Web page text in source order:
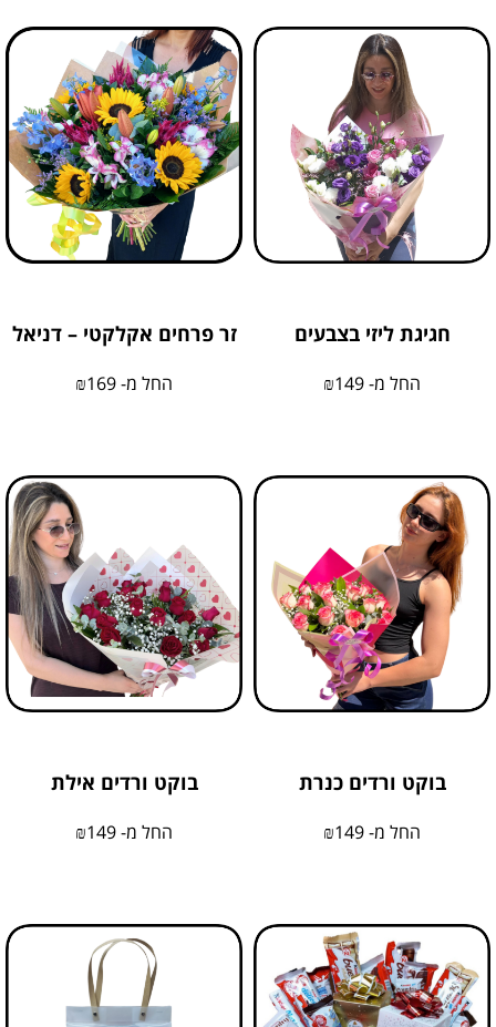
חגיגת ליזי בצבעים
החל מ- ₪149
זר פרחים אקלקטי – דניאל
החל מ- ₪169
בוקט ורדים כנרת
החל מ- ₪149
בוקט ורדים אילת
החל מ- ₪149